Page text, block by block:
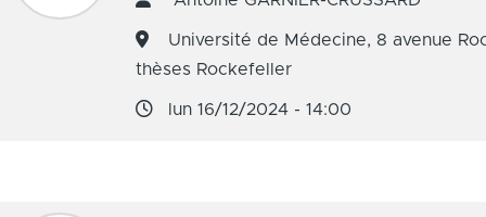
Université de Médecine, 8 avenue
thèses Rockefeller
lun 16/12/2024 - 14:00